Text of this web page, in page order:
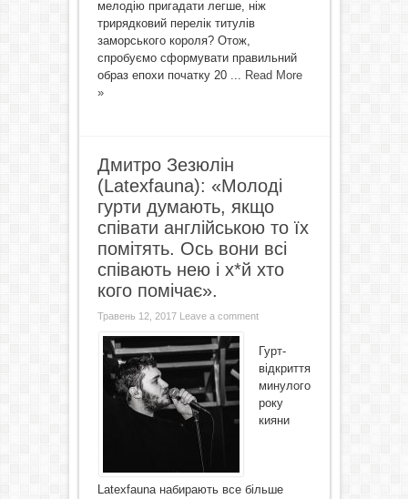
мелодію пригадати легше, ніж
трирядковий перелік титулів
заморського короля? Отож,
спробуємо сформувати правильний
образ епохи початку 20 ... Read More
»
Дмитро Зезюлін
(Latexfauna): «Молоді
гурти думають, якщо
співати англійською то їх
помітять. Ось вони всі
співають нею і х*й хто
кого помічає».
Травень 12, 2017 Leave a comment
Гурт-
відкриття
минулого
року
кияни
Latexfauna набирають все більше